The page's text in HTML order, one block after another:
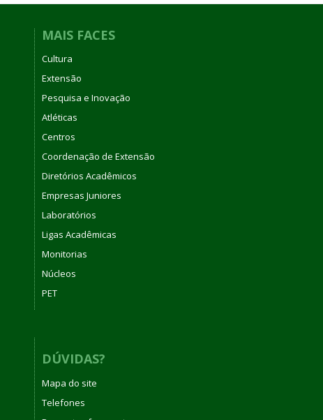
MAIS FACES
Cultura
Extensão
Pesquisa e Inovação
Atléticas
Centros
Coordenação de Extensão
Diretórios Acadêmicos
Empresas Juniores
Laboratórios
Ligas Acadêmicas
Monitorias
Núcleos
PET
DÚVIDAS?
Mapa do site
Telefones